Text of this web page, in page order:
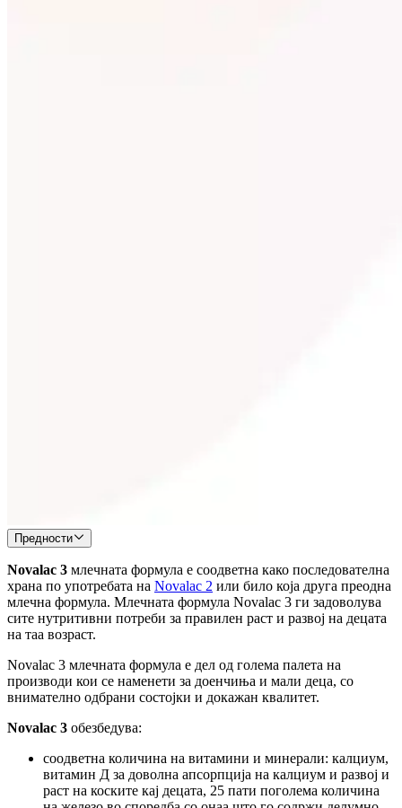
Предности
Novalac 3 млечната формула е соодветна како последователна
храна по употребата на Novalac 2 или било која друга преодна
млечна формула. Млечната формула Novalac 3 ги задоволува
сите нутритивни потреби за правилен раст и развој на децата
на таа возраст.
Novalac 3 млечната формула е дел од голема палета на
производи кои се наменети за доенчиња и мали деца, со
внимателно одбрани состојки и докажан квалитет.
Novalac 3 обезбедува:
соодветна количина на витамини и минерали: калциум,
витамин Д за доволна апсорпција на калциум и развој и
раст на коските кај децата, 25 пати поголема количина